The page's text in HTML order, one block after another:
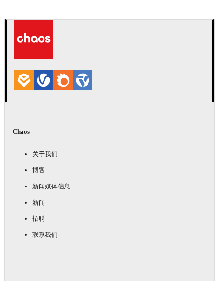
Chaos
关于我们
博客
新闻媒体信息
新闻
招聘
联系我们